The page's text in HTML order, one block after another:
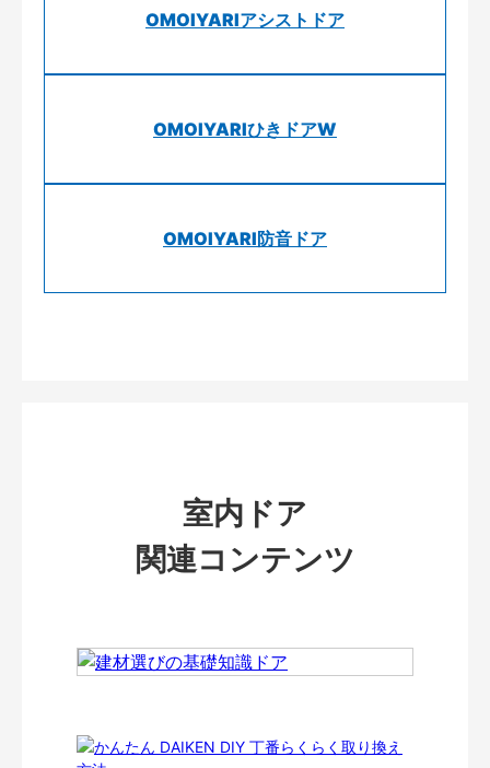
OMOIYARIアシストドア
OMOIYARIひきドアW
OMOIYARI防音ドア
室内ドア
関連コンテンツ